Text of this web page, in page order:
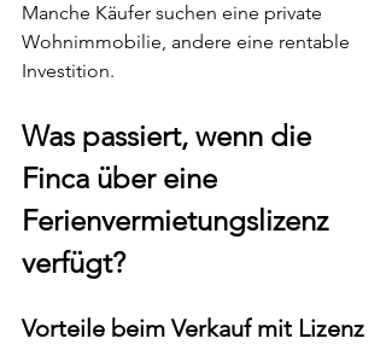
Manche Käufer suchen eine private
Wohnimmobilie, andere eine rentable
Investition.
Was passiert, wenn die
Finca über eine
Ferienvermietungslizenz
verfügt?
Vorteile beim Verkauf mit Lizenz